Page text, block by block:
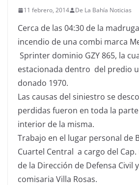
11 febrero, 2014 De La Bahía Noticias
Cerca de las 04:30 de la
incendio de una combi marca
Sprinter dominio GZY 865, la
estacionada dentro del predio
donado 1970.
Las causas del siniestro se
perdidas fueron en toda la
interior de la misma.
Trabajo en el lugar personal de
Cuartel Central a cargo del
de la Dirección de Defensa Civil
comisaria Villa Rosas.